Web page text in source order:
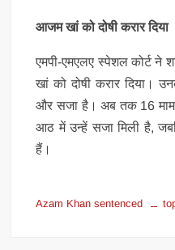
आजम खां को दोषी करार दिया
एमपी-एमएलए स्पेशल कोर्ट ने
खां को दोषी करार दिया।
और सजा है। अब तक 16
आठ में उन्हें सजा मिली है,
हैं।
Azam Khan sentenced